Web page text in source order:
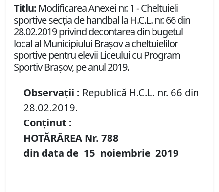
Titlu: Modificarea Anexei nr. 1 - Cheltuieli
sportive secția de handbal la H.C.L. nr. 66 din
28.02.2019 privind decontarea din bugetul
local al Municipiului Braşov a cheltuielilor
sportive pentru elevii Liceului cu Program
Sportiv Braşov, pe anul 2019.
Observații : Republică H.C.L. nr. 66 din
28.02.2019.
Conținut :
HOTĂRÂREA Nr. 788
din data de 15 noiembrie 2019